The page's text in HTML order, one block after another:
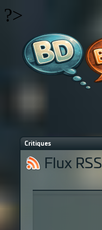
?>
Critiques
Flux RSS